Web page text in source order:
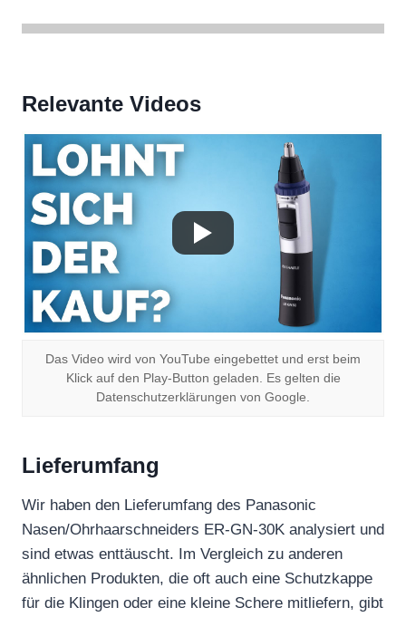
Relevante Videos
Das Video wird von YouTube eingebettet und erst beim
Klick auf den Play-Button geladen. Es gelten die
Datenschutzerklärungen von Google.
Lieferumfang
Wir haben den Lieferumfang des Panasonic
Nasen/Ohrhaarschneiders ER-GN-30K analysiert und
sind etwas enttäuscht. Im Vergleich zu anderen
ähnlichen Produkten, die oft auch eine Schutzkappe
für die Klingen oder eine kleine Schere mitliefern, gibt